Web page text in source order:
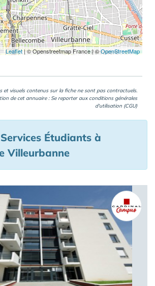
Leaflet|© Openstreetmap France | ©OpenStreetMap
et visuels contenus sur la fiche ne sont pas contractuels.
de cet annuaire : Se reporter aux conditions générales
d'utilisation (CGU)
Étudiants à
Villeurbanne